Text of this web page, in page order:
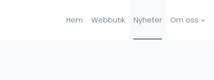
Hem Webbutik Nyheter Om oss